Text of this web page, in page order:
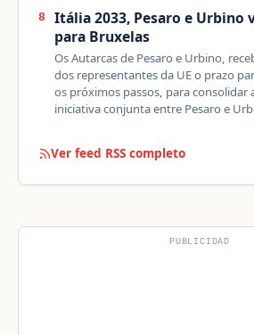
8
Itália 2033, Pesaro e Urbino
para Bruxelas
Os Autarcas de Pesaro e Urbino,
dos representantes da UE o prazo
os próximos passos, para consolidar
iniciativa conjunta entre Pesaro e
Ver feed RSS completo
PUBLICIDAD